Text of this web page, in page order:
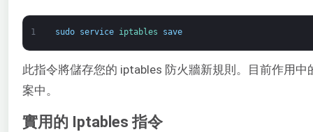
1 sudo service iptables save
此指令將儲存您的 iptables 防火牆新規則。目前作用
案中。
實用的 Iptables 指令